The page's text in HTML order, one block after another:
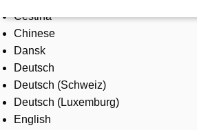
Produkter och tjänster
Industrier
Service
Om ABB
Här kan du köpa
Kontakta oss
Karriär på ABB
Čeština
Chinese
Dansk
Deutsch
Deutsch (Schweiz)
Deutsch (Luxemburg)
English